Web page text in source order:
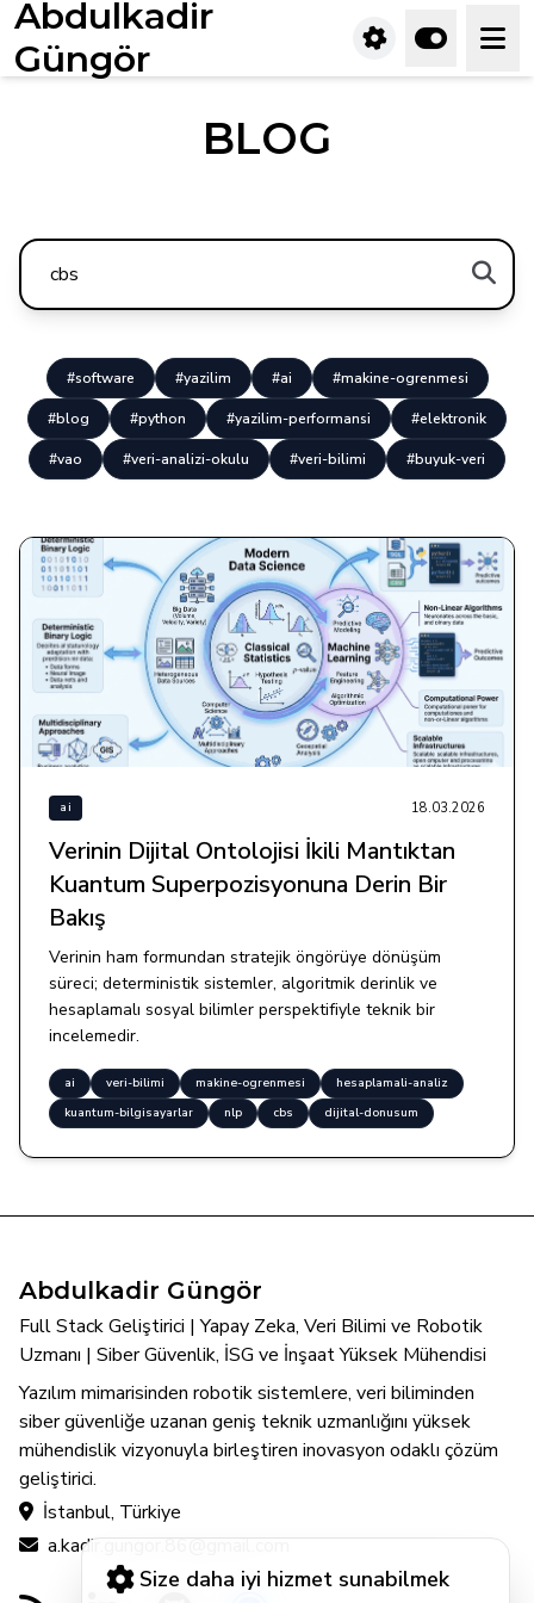
Abdulkadir
Güngör
Size daha iyi hizmet sunabilmek
BLOG
#software #yazilim #ai #makine-ogrenmesi
#blog #python #yazilim-performansi #elektronik
#vao #veri-analizi-okulu #veri-bilimi #buyuk-veri
ai 18.03.2026
Verinin Dijital Ontolojisi İkili Mantıktan
Kuantum Superpozisyonuna Derin Bir
Bakış
Verinin ham formundan stratejik öngörüye dönüşüm
süreci; deterministik sistemler, algoritmik derinlik ve
hesaplamalı sosyal bilimler perspektifiyle teknik bir
incelemedir.
ai veri-bilimi makine-ogrenmesi
hesaplamali-analiz
kuantum-bilgisayarlar
nlp cbs dijital-donusum
Abdulkadir Güngör
Full Stack Geliştirici | Yapay Zeka, Veri Bilimi ve Robotik
Uzmanı | Siber Güvenlik, İSG ve İnşaat Yüksek Mühendisi
Yazılım mimarisinden robotik sistemlere, veri biliminden
siber güvenliğe uzanan geniş teknik uzmanlığını yüksek
mühendislik vizyonuyla birleştiren inovasyon odaklı çözüm
geliştirici.
İstanbul, Türkiye
a.kadir.gungor.86@gmail.com